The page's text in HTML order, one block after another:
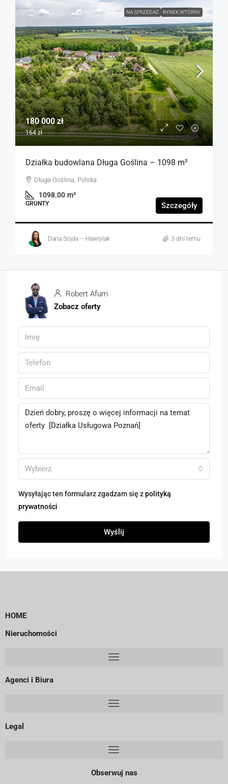
NA SPRZEDAŻ RYNEK WTÓRNY
180 000 zł
164 zł
Działka budowlana Długa Goślina – 1098 m²
Długa Goślina, Polska
1098.00 m²
GRUNTY Szczegóły
Daria Sojda – Hawrylak 3 dni temu
Robert Afum
Zobacz oferty
Wybierz
Wysyłając ten formularz zgadzam się zpolityką
prywatności
Wyślij
HOME
Nieruchomości
Agenci i Biura
Legal
Obserwuj nas